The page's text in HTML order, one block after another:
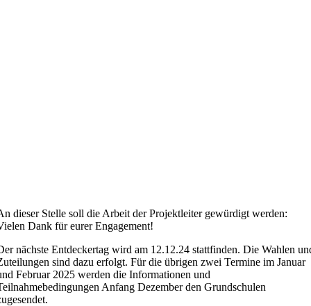
dieser Stelle soll die Arbeit der Projektleiter gewürdigt werden:
Dank für eurer Engagement!
nächste Entdeckertag wird am 12.12.24 stattfinden. Die Wahlen
sind dazu erfolgt. Für die übrigen zwei Termine im Januar
Februar 2025 werden die Informationen und
Anfang Dezember den Grundschulen